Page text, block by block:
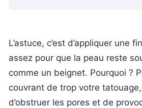
L’astuce, c’est d’appliquer une
assez pour que la peau reste
comme un beignet. Pourquoi ?
couvrant de trop votre
d’obstruer les pores et de